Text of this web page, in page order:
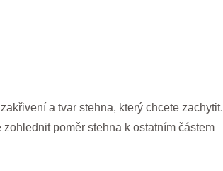
a tvar stehna, který chcete zachytit.
poměr stehna k ostatním částem